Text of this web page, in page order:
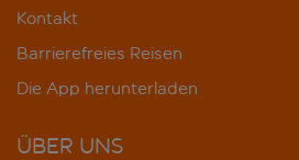
Kontakt
Barrierefreies Reisen
Die App herunterladen
ÜBER UNS